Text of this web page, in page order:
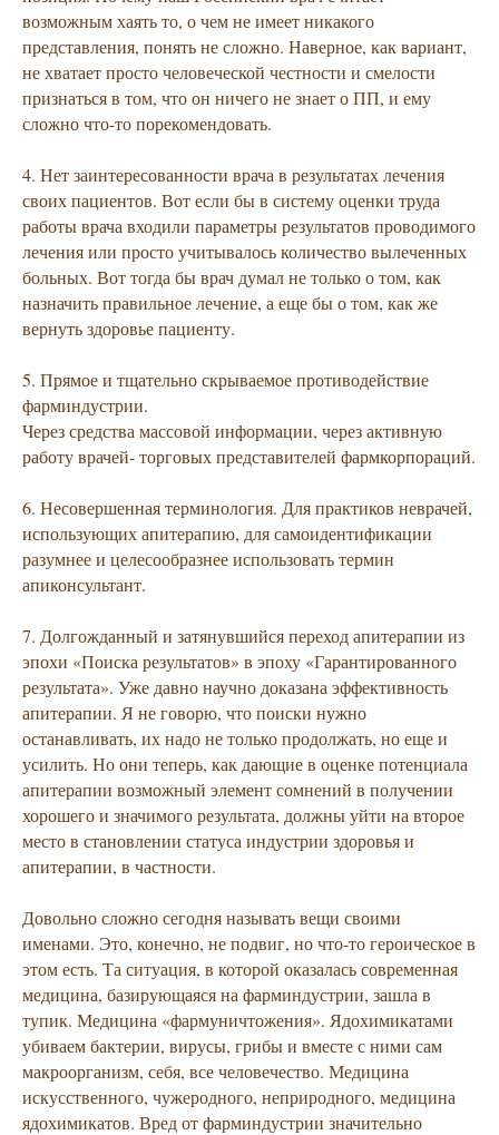
возможным хаять то, о чем не имеет никакого
представления, понять не сложно. Наверное, как вариант,
не хватает просто человеческой честности и смелости
признаться в том, что он ничего не знает о ПП, и ему
сложно что-то порекомендовать.
4. Нет заинтересованности врача в результатах лечения
своих пациентов. Вот если бы в систему оценки труда
работы врача входили параметры результатов проводимого
лечения или просто учитывалось количество вылеченных
больных. Вот тогда бы врач думал не только о том, как
назначить правильное лечение, а еще бы о том, как же
вернуть здоровье пациенту.
5. Прямое и тщательно скрываемое противодействие
фарминдустрии.
Через средства массовой информации, через активную
работу врачей- торговых представителей фармкорпораций.
6. Несовершенная терминология. Для практиков неврачей,
использующих апитерапию, для самоидентификации
разумнее и целесообразнее использовать термин
апиконсультант.
7. Долгожданный и затянувшийся переход апитерапии из
эпохи «Поиска результатов» в эпоху «Гарантированного
результата». Уже давно научно доказана эффективность
апитерапии. Я не говорю, что поиски нужно
останавливать, их надо не только продолжать, но еще и
усилить. Но они теперь, как дающие в оценке потенциала
апитерапии возможный элемент сомнений в получении
хорошего и значимого результата, должны уйти на второе
место в становлении статуса индустрии здоровья и
апитерапии, в частности.
Довольно сложно сегодня называть вещи своими
именами. Это, конечно, не подвиг, но что-то героическое в
этом есть. Та ситуация, в которой оказалась современная
медицина, базирующаяся на фарминдустрии, зашла в
тупик. Медицина «фармуничтожения». Ядохимикатами
убиваем бактерии, вирусы, грибы и вместе с ними сам
макроорганизм, себя, все человечество. Медицина
искусственного, чужеродного, неприродного, медицина
ядохимикатов. Вред от фарминдустрии значительно